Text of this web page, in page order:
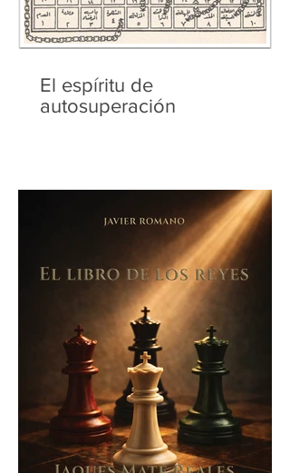
El espíritu de
autosuperación